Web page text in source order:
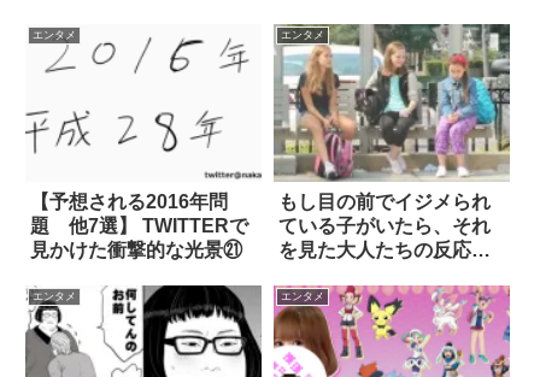
エンタメ
【予想される2016年問
題 他7選】 TWITTERで
見かけた衝撃的な光景㉑
エンタメ
もし目の前でイジメられ
ている子がいたら、それ
を見た大人たちの反応
エンタメ エンタメ